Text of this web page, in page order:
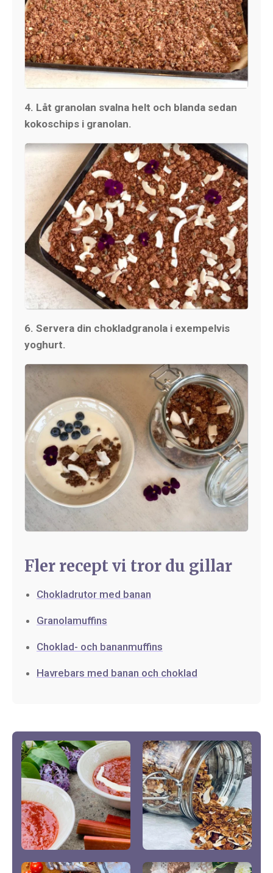
4. Låt granolan svalna helt och blanda sedan
kokoschips i granolan.
6. Servera din chokladgranola i exempelvis
yoghurt.
Fler recept vi tror du gillar
Chokladrutor med banan
Granolamuffins
Choklad- och bananmuffins
Havrebars med banan och choklad